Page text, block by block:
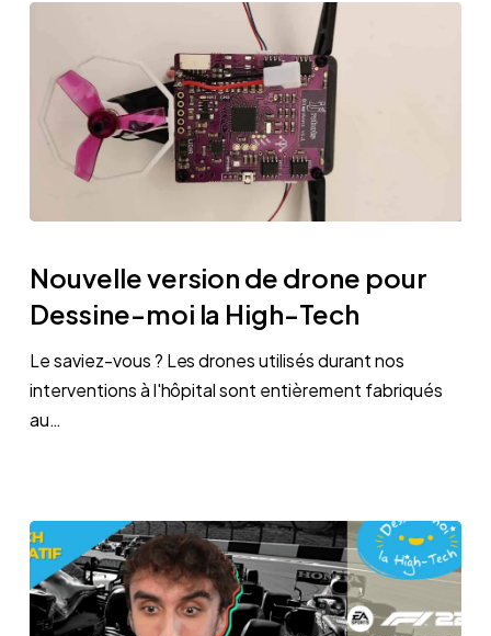
version
de
drone
pour
Dessine-
moi
Nouvelle version de drone pour
Dessine-moi la High-Tech
Le saviez-vous ? Les drones utilisés durant nos
interventions à l'hôpital sont entièrement fabriqués
au…